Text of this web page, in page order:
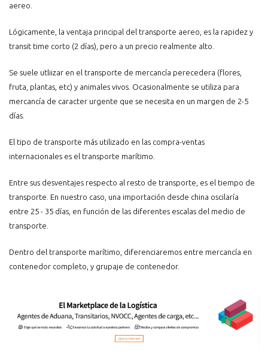
aereo.
Lógicamente, la ventaja principal del transporte aereo, es la rapidez y
transit time corto (2 días), pero a un precio realmente alto.
Se suele utliizar en el transporte de mercancía perecedera (flores,
fruta, plantas, etc) y animales vivos. Ocasionalmente se utiliza para
mercancía de caracter urgente que se necesita en un margen de 2-5
días.
El tipo de transporte más utilizado en las compra-ventas
internacionales es el transporte marítimo.
Entre sus desventajes respecto al resto de transporte, es el tiempo de
transporte. En nuestro caso, una importación desde china oscilaría
entre 25 - 35 días, en función de las diferentes escalas del medio de
transporte.
Dentro del transporte marítimo, diferenciaremos entre mercancía en
contenedor completo, y grupaje de contenedor.